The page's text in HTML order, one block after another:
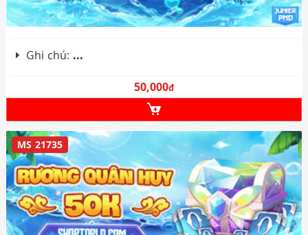
Ghi chú: ...
50,000đ
MS 21735